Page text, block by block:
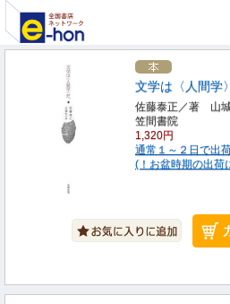
文学は〈人間学
佐藤泰正／著 山
笠間書院
1,320円
通常１～２日で出
(！お盆時期の出荷